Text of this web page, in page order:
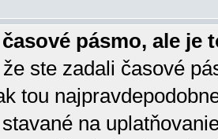
pásmo, ale je
ste zadali časové
tou
na